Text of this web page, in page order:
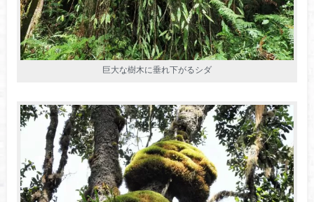
巨大な樹木に垂れ下がるシダ